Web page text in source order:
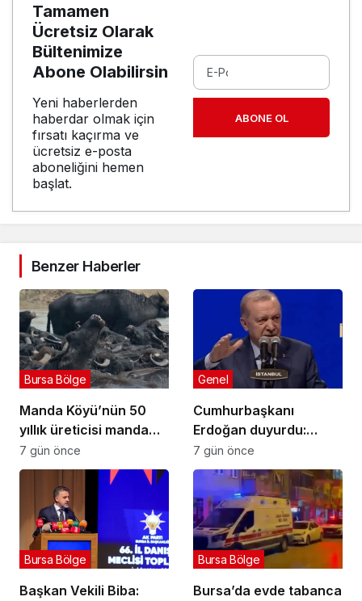
Tamamen
Ücretsiz Olarak
Bültenimize
Abone Olabilirsin
Yeni haberlerden
haberdar olmak için
fırsatı kaçırma ve
ücretsiz e-posta
aboneliğini hemen
başlat.
ABONE OL
Benzer Haberler
Manda Köyü’nün 50
yıllık üreticisi manda
sucuğu ve yoğurduyla
fark oluşturdu
Bursa Bölge
7 gün önce
Cumhurbaşkanı
Erdoğan duyurdu:
Kiralık sosyal konut
projesi eylülde başlıyor
Genel
7 gün önce
Başkan Vekili Biba:
Bursa Bölge
Bursa’da evde tabanca
Bursa Bölge